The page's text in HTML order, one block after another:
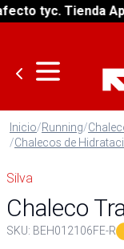
tyc. Tienda
Inicio/Running/
/Chalecos de
Silva
Chaleco
SKU: BEH012106FE-R